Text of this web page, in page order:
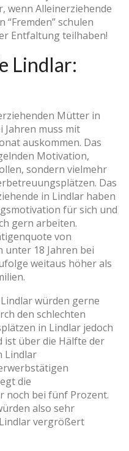
wenn Alleinerziehende
schulen
Entfaltung teilhaben!
Lindlar:
Mütter in
Jahren muss mit
auskommen. Das
Motivation,
sondern vielmehr
Das
in Lindlar haben
für sich und
gern arbeiten.
von
unter 18 Jahren bei
weitaus höher als
würden gerne
den schlechten
in Lindlar jedoch
ist über die Hälfte der
Lindlar
die
noch bei fünf Prozent.
also sehr
vergrößert